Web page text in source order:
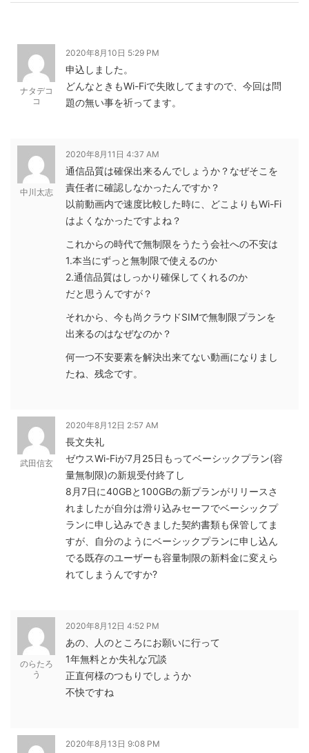
ナタデコ
コ
2020年8月10日 5:29 PM
申込しました。
どんなときもWi-Fiで失敗してますので、今回は問
題の無い事を祈ってます。
中川太志
2020年8月11日 4:37 AM
通信品質は確保出来るんでしょうか？なぜそこを
責任者に確認しなかったんですか？
以前動画内で速度比較した時に、どこよりもWi-Fi
はよくなかったですよね？
これからの時代で無制限をうたう会社への不安は
1.本当にずっと無制限で使えるのか
2.通信品質はしっかり確保してくれるのか
だと思うんですが？
それから、今も尚クラウドSIMで無制限プランを
出来るのはなぜなのか？
何一つ不安要素を解決出来てない動画になりまし
たね、残念です。
武田信玄
2020年8月12日 2:57 AM
長文失礼
ゼウスWi-Fiが7月25日もってベーシックプラン(容
量無制限)の新規受付終了し
8月7日に40GBと100GBの新プランがリリースさ
れましたが自分は滑り込みセーフでベーシックプ
ランに申し込みできました契約書類も保管してま
すが、自分のようにベーシックプランに申し込ん
でる既存のユーザーも容量制限の新料金に変えら
れてしまうんですか?
のらたろ
う
2020年8月12日 4:52 PM
あの、人のところにお願いに行って
1年無料とか失礼な冗談
正直何様のつもりでしょうか
不快ですね
2020年8月13日 9:08 PM